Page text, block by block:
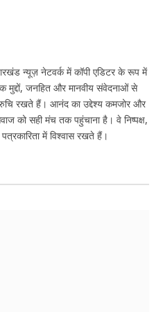
न्यूज़ नेटवर्क में कॉपी एडिटर के रूप में
मुद्दों, जनहित और मानवीय संवेदनाओं से
रखते हैं। आनंद का उद्देश्य कमजोर और
को सही मंच तक पहुंचाना है। वे निष्पक्ष,
में विश्वास रखते हैं।